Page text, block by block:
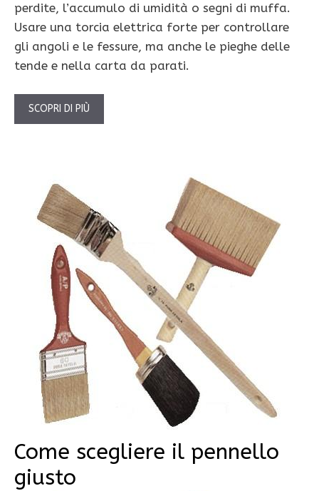
perdite, l’accumulo di umidità o segni di muffa.
Usare una torcia elettrica forte per controllare
gli angoli e le fessure, ma anche le pieghe delle
tende e nella carta da parati.
SCOPRI DI PIÙ
Come scegliere il pennello
giusto